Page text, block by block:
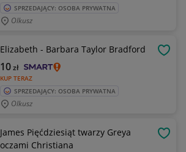
SPRZEDAJĄCY: OSOBA PRYWATNA
Olkusz
Elizabeth - Barbara Taylor Bradford
KUP TERAZ
10zł
SPRZEDAJĄCY: OSOBA PRYWATNA
Olkusz
James Pięćdziesiąt twarzy Greya
oczami Christiana